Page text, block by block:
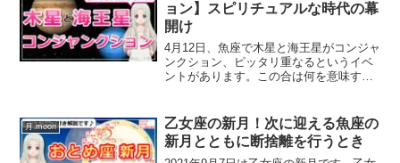
ョン】スピリチュアルな時代の幕
開け
4月12日、魚座で木星と海王星がコンジャ
ンクション、ピッタリ重なるというイベ
ントがあります。この合は何を意味する
月 moon
乙女座の新月！次に迎える魚座の
新月とともに断捨離を行うとき